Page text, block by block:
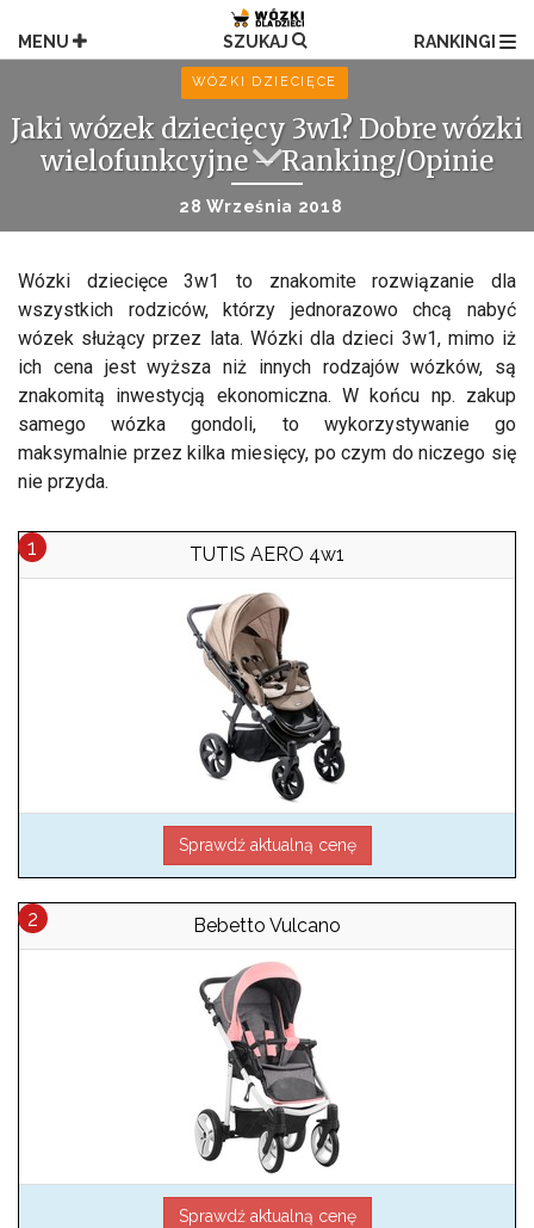
do
treści
MENU SZUKAJ RANKINGI
WÓZKI DZIECIĘCE
Jaki wózek dziecięcy 3w1? Dobre wózki
wielofunkcyjne – Ranking/Opinie
28 Września 2018
Wózki dziecięce 3w1 to znakomite rozwiązanie dla
wszystkich rodziców, którzy jednorazowo chcą nabyć
wózek służący przez lata. Wózki dla dzieci 3w1, mimo iż
ich cena jest wyższa niż innych rodzajów wózków, są
znakomitą inwestycją ekonomiczna. W końcu np. zakup
samego wózka gondoli, to wykorzystywanie go
maksymalnie przez kilka miesięcy, po czym do niczego się
nie przyda.
TUTIS AERO 4w1
Sprawdź aktualną cenę
Bebetto Vulcano
Sprawdź aktualną cenę